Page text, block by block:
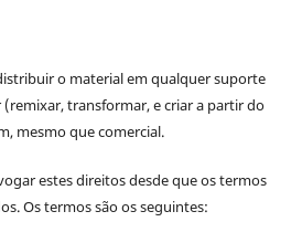
o material em qualquer suporte
transformar, e criar a partir do
mesmo que comercial.
estes direitos desde que os termos
Os termos são os seguintes: